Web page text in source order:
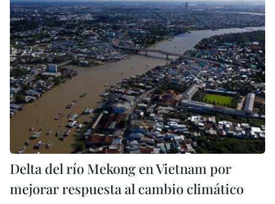
Delta del río Mekong en Vietnam por
mejorar respuesta al cambio climático